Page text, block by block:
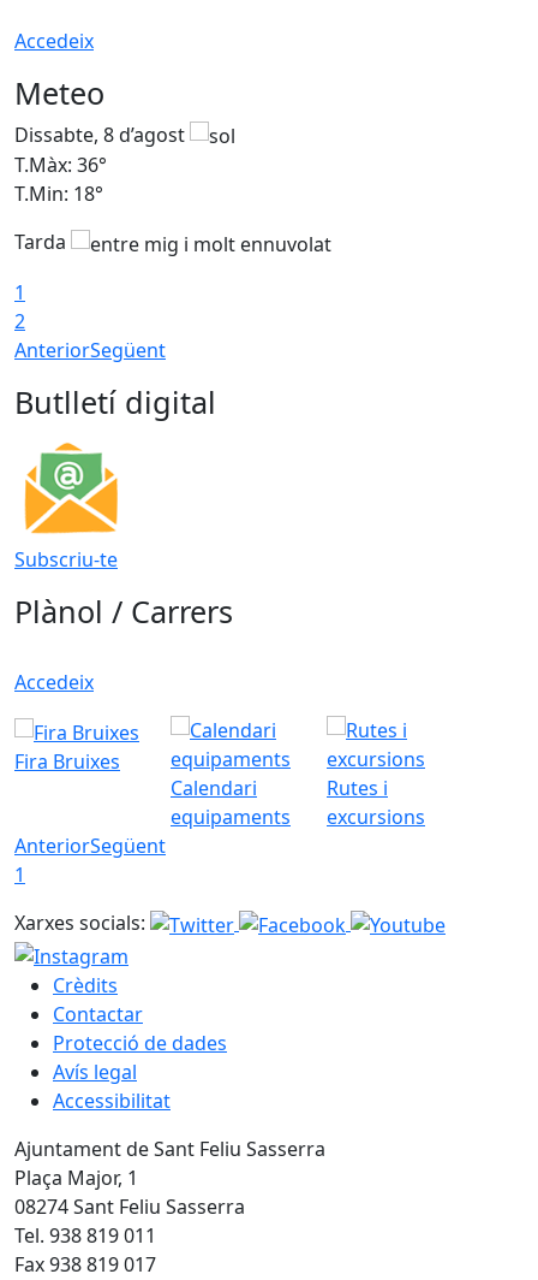
Accedeix
Meteo
Dissabte, 8 d’agost
T.Màx: 36°
T.Min: 18°
Tarda
1
2
AnteriorSegüent
Butlletí digital
Subscriu-te
Plànol / Carrers
Accedeix
Fira Bruixes
Calendari
equipaments
Rutes i
excursions
AnteriorSegüent
1
Xarxes socials:
Crèdits
Contactar
Protecció de dades
Avís legal
Accessibilitat
Ajuntament de Sant Feliu Sasserra
Plaça Major, 1
08274 Sant Feliu Sasserra
Tel. 938 819 011
Fax 938 819 017